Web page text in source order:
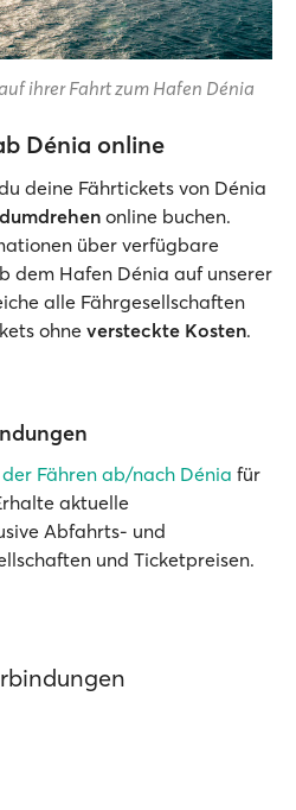
ihrer Fahrt zum Hafen Dénia
Dénia online
deine Fährtickets von Dénia
online buchen.
über verfügbare
dem Hafen Dénia auf unserer
alle Fährgesellschaften
ohne versteckte Kosten.
Fähren ab/nach Dénia für
aktuelle
Abfahrts- und
und Ticketpreisen.